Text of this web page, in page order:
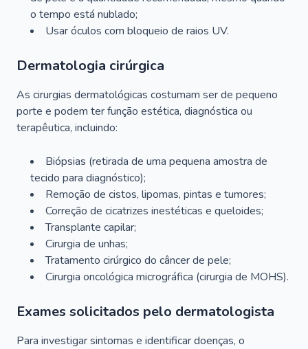
o tempo está nublado;
Usar óculos com bloqueio de raios UV.
Dermatologia cirúrgica
As cirurgias dermatológicas costumam ser de pequeno
porte e podem ter função estética, diagnóstica ou
terapêutica, incluindo:
Biópsias (retirada de uma pequena amostra de
tecido para diagnóstico);
Remoção de cistos, lipomas, pintas e tumores;
Correção de cicatrizes inestéticas e queloides;
Transplante capilar;
Cirurgia de unhas;
Tratamento cirúrgico do câncer de pele;
Cirurgia oncológica micrográfica (cirurgia de MOHS).
Exames solicitados pelo dermatologista
Para investigar sintomas e identificar doenças, o